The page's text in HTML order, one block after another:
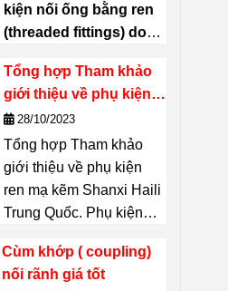
kiện nối ống bằng ren
(threaded fittings) do
xuất – một thương hiệu
nổi tiếng của Thái Lan.
Chuyên dùng để
nối, phân nhánh, đổi
hướng, chuyển cỡ
đường ống mà không
cần hàn. Thích hợp
ống dẫnnước, khí nén,
dầu, hơi, PCCC,
Tổng hợp Tham khảo
giới thiệu về phụ kiện
ren mạ kẽm Shanxi
Haili Trung Quốc
28/10/2023
Tổng hợp Tham khảo
giới thiệu về phụ kiện
ren mạ kẽm Shanxi Haili
Trung Quốc. Phụ kiện
là dòng phụ kiện được
nhiều chủ dự án tin
Cùm khớp ( coupling)
nối rãnh giá tốt